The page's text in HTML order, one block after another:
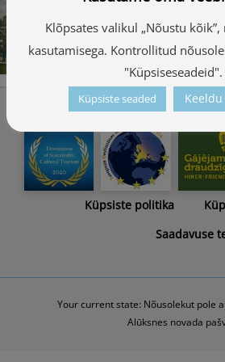
Kaart
Küpsiste politika
Saadavuse
Your current state: Nõusolekut pole
Alūksnes novada
Klõpsates valikul „Nõustu
kasutamisega. Kontrollitud
"Küpsiseseadeid".
Küpsiste seaded